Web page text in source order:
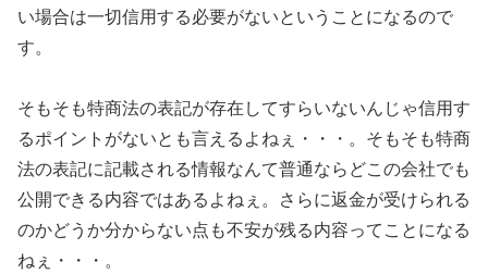
い場合は一切信用する必要がないということになるので
す。
そもそも特商法の表記が存在してすらいないんじゃ信用す
るポイントがないとも言えるよねぇ・・・。そもそも特商
法の表記に記載される情報なんて普通ならどこの会社でも
公開できる内容ではあるよねぇ。さらに返金が受けられる
のかどうか分からない点も不安が残る内容ってことになる
ねぇ・・・。